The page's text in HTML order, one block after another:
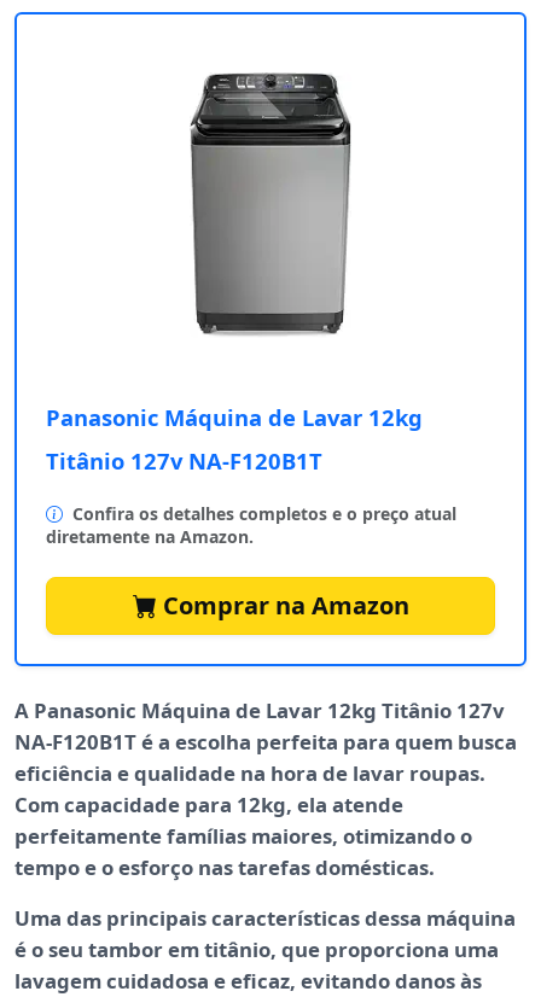
Panasonic Máquina de Lavar 12kg
Titânio 127v NA-F120B1T
Confira os detalhes completos e o preço atual
diretamente na Amazon.
Comprar na Amazon
A Panasonic Máquina de Lavar 12kg Titânio 127v
NA-F120B1Té a escolha perfeita para quem busca
eficiência e qualidade na hora de lavar roupas.
Com capacidade para 12kg, ela atende
perfeitamente famílias maiores, otimizando o
tempo e o esforço nas tarefas domésticas.
Uma das principais características dessa máquina
é o seu tambor emtitânio, que proporciona uma
lavagem cuidadosa e eficaz, evitando danos às